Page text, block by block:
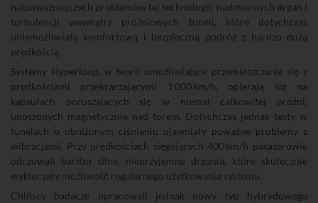
najpoważniejszych problemów tej technologii: nadmiernych drgań i
turbulencji wewnątrz próżniowych tuneli, które dotychczas
uniemożliwiały komfortową i bezpieczną podróż z bardzo dużą
prędkością.
Systemy Hyperloop, w teorii umożliwiające przemieszczanie się z
prędkościami przekraczającymi 1 000 km/h, opierają się na
kapsułach poruszających się w niemal całkowitej próżni,
unoszonych magnetycznie nad torem. Dotychczas jednak testy w
tunelach o obniżonym ciśnieniu ujawniały poważne problemy z
wibracjami. Przy prędkościach sięgających 400 km/h pasażerowie
odczuwali bardzo silne, nieprzyjemne drgania, które skutecznie
wykluczały możliwość regularnego użytkowania systemu.
Chińscy badacze opracowali jednak nowy typ hybrydowego